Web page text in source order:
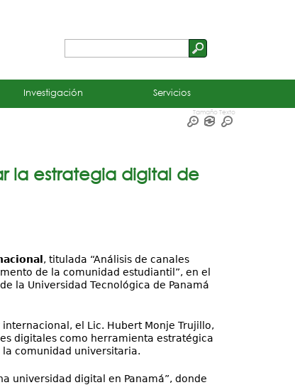
de
Investigación Servicios
Tamaño Texto
la estrategia digital de
, titulada “Análisis de canales
de la comunidad estudiantil”, en el
la Universidad Tecnológica de Panamá
el Lic. Hubert Monje Trujillo,
digitales como herramienta estratégica
comunidad universitaria.
universidad digital en Panamá”, donde